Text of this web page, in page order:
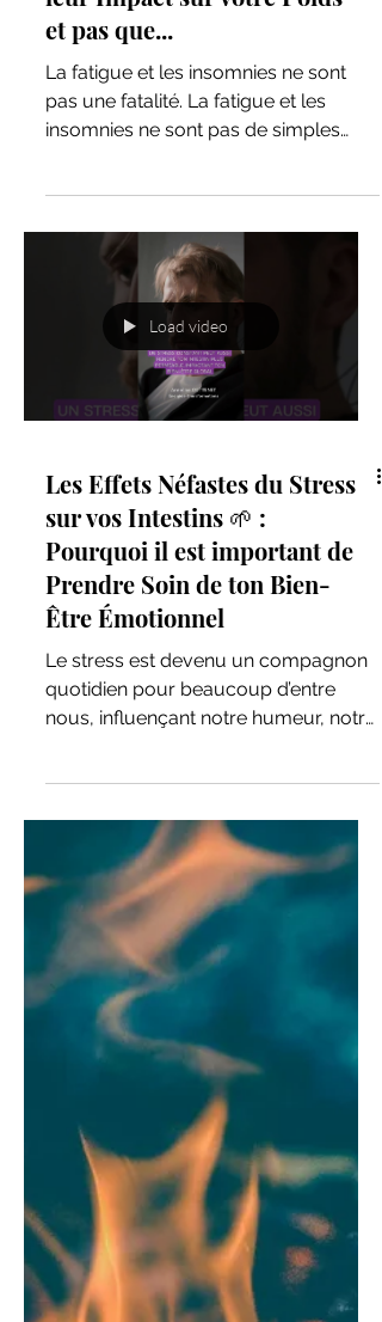
🌙 Fatigue et Insomnies : Les
Causes, les Conséquences, et
leur Impact sur votre Poids
et pas que...
insomnies ne sont pas de simples
inconforts passagers 💤. La...
Les Effets Néfastes du Stress
sur vos Intestins 🌱 :
Pourquoi il est important de
Prendre Soin de ton Bien-
Être Émotionnel
nous, influençant notre humeur, notre
sommeil, et même notre digestion....